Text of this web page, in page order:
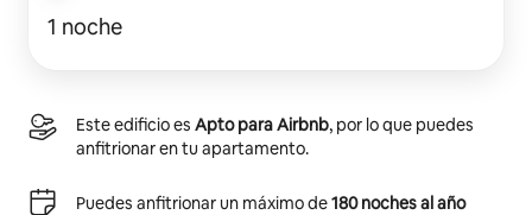
1 noche
Este edificio es Apto para Airbnb, por lo que puedes
anfitrionar en tu apartamento.
Puedes anfitrionar un máximo de180 noches al año